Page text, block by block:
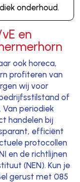
onderhoud.
en
ook horeca,
profiteren van
wij voor
of
periodiek
handelen bij
efficiënt
protocollen
en de richtlijnen
(NEN). Kun je
gerust met 085